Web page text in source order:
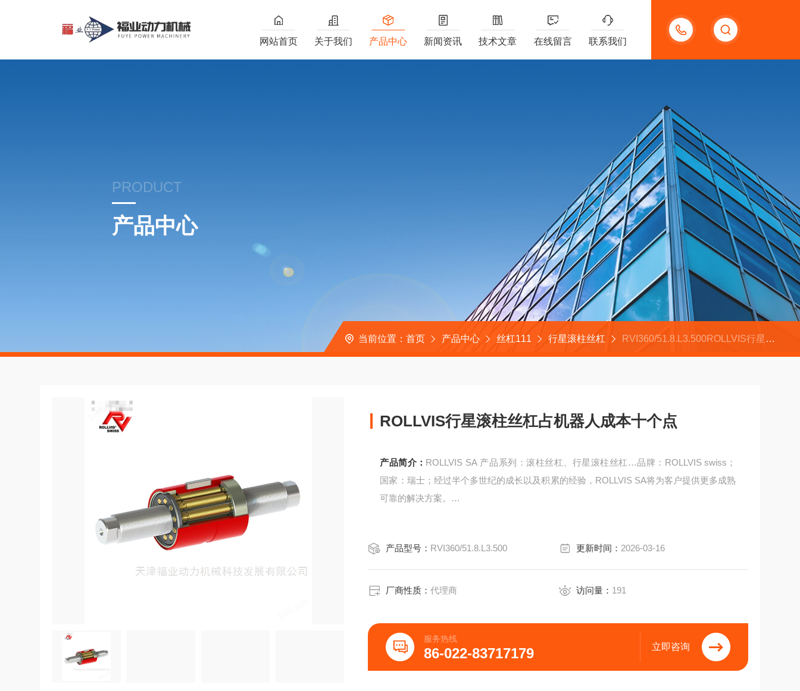
13132097161
网站首页 关于我们 产品中心 新闻资讯 技术文章 在线留言 联系我们
PRODUCT
产品中心
当前位置： 首页 产品中心 丝杠111 行星滚柱丝杠 RVI360/51.8.L3.500ROLLVIS行星滚柱丝杠占机器人成本十个点
ROLLVIS行星滚柱丝杠占机器人成本十个点
产品简介： ROLLVIS SA 产品系列：滚柱丝杠、行星滚柱丝杠…品牌：ROLLVIS swiss；
国家：瑞士；经过半个多世纪的成长以及积累的经验，ROLLVIS SA将为客户提供更多成熟
可靠的解决方案。
产品型号： RVI360/51.8.L3.500 更新时间： 2026-03-16
厂商性质：代理商 访问量： 191
服务热线
86-022-83717179 立即咨询